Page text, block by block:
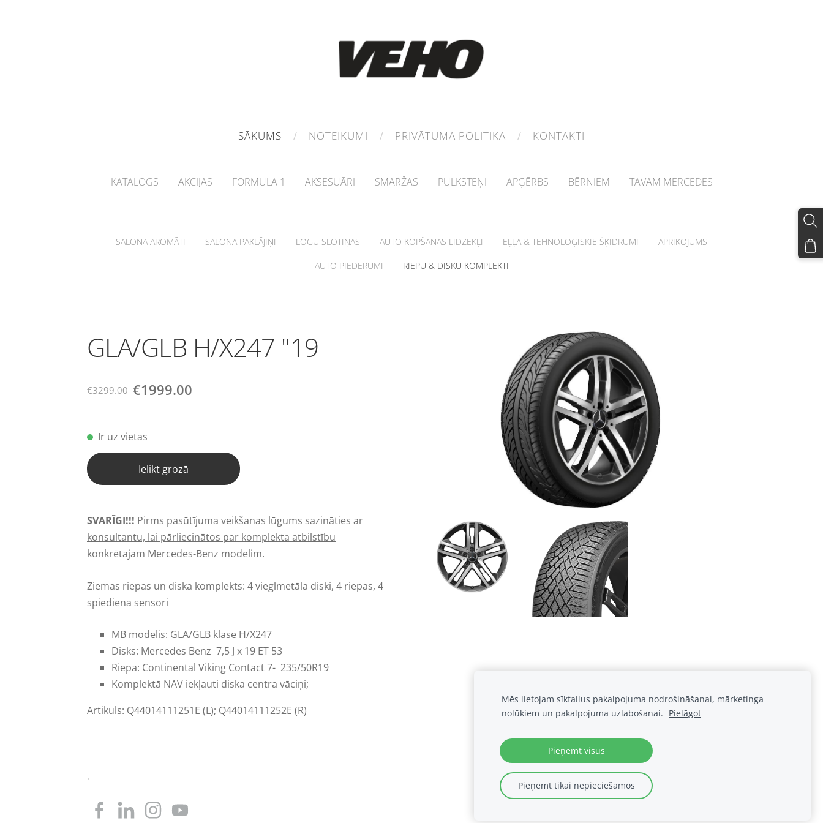
SĀKUMS NOTEIKUMI PRIVĀTUMA POLITIKA KONTAKTI
KATALOGS AKCIJAS FORMULA 1 AKSESUĀRI SMARŽAS PULKSTEŅI APĢĒRBS BĒRNIEM TAVAM MERCEDES
SALONA AROMĀTI SALONA PAKLĀJIŅI LOGU SLOTIŅAS AUTO KOPŠANAS LĪDZEKĻI EĻĻA & TEHNOLOĢISKIE ŠĶIDRUMI APRĪKOJUMS
AUTO PIEDERUMI RIEPU & DISKU KOMPLEKTI
GLA/GLB H/X247 "19
€3299.00 €1999.00
Ir uz vietas
Ielikt grozā
SVARĪGI!!! Pirms pasūtījuma veikšanas lūgums sazināties ar
konsultantu, lai pārliecinātos par komplekta atbilstību
konkrētajam Mercedes-Benz modelim.
Ziemas riepas un diska komplekts: 4 vieglmetāla diski, 4 riepas, 4
spiediena sensori
MB modelis: GLA/GLB klase H/X247
Disks: Mercedes Benz 7,5 J x 19 ET 53
Riepa: Continental Viking Contact 7- 235/50R19
Komplektā NAV iekļauti diska centra vāciņi;
Artikuls: Q44014111251E (L); Q44014111252E (R)
.
Mēs lietojam sīkfailus pakalpojuma nodrošināšanai, mārketinga
nolūkiem un pakalpojuma uzlabošanai. Pielāgot
Pieņemt visus
Pieņemt tikai nepieciešamos